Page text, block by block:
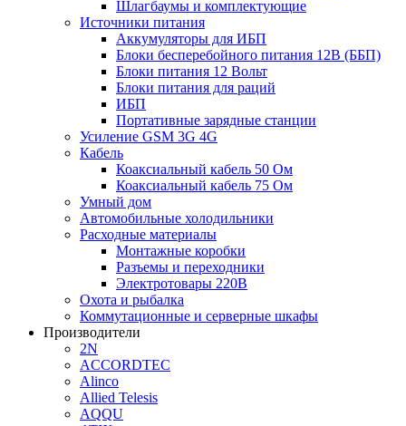
Шлагбаумы и комплектующие
Источники питания
Аккумуляторы для ИБП
Блоки бесперебойного питания 12В (ББП)
Блоки питания 12 Вольт
Блоки питания для раций
ИБП
Портативные зарядные станции
Усиление GSM 3G 4G
Кабель
Коаксиальный кабель 50 Ом
Коаксиальный кабель 75 Ом
Умный дом
Автомобильные холодильники
Расходные материалы
Монтажные коробки
Разъемы и переходники
Электротовары 220В
Охота и рыбалка
Коммутационные и серверные шкафы
Производители
2N
ACCORDTEC
Alinco
Allied Telesis
AQQU